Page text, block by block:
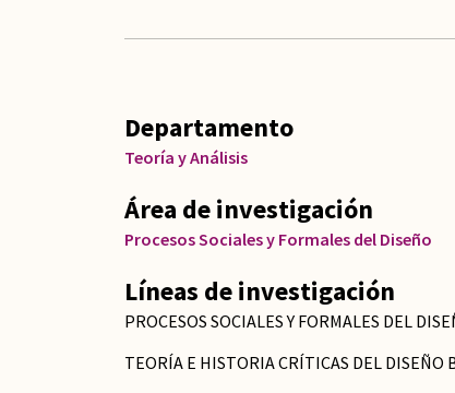
Departamento
Teoría y Análisis
Área de investigación
Procesos Sociales y Formales del Diseño
Líneas de investigación
PROCESOS SOCIALES Y FORMALES DEL
TEORÍA E HISTORIA CRÍTICAS DEL DISEÑO